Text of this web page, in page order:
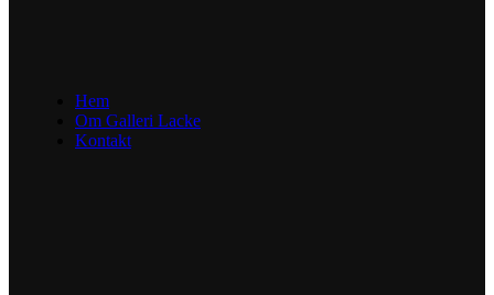
Hem
Om Galleri Lacke
Kontakt